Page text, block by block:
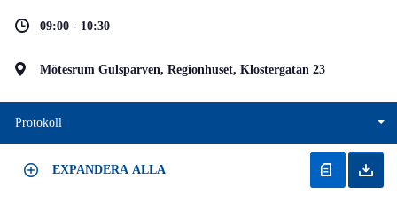
09:00 - 10:30
Mötesrum Gulsparven, Regionhuset, Klostergatan 23
Protokoll
EXPANDERA ALLA